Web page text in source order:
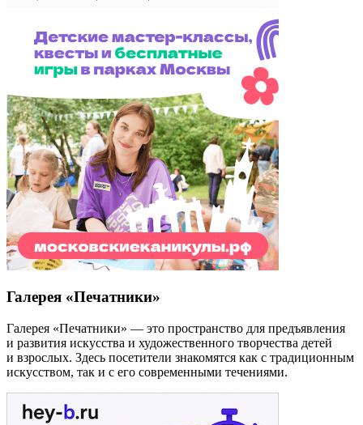
Галерея «Печатники»
Галерея «Печатники» — это пространство для предъявления
и развития искусства и художественного творчества детей
и взрослых. Здесь посетители знакомятся как с традиционным
искусством, так и с его современными течениями.